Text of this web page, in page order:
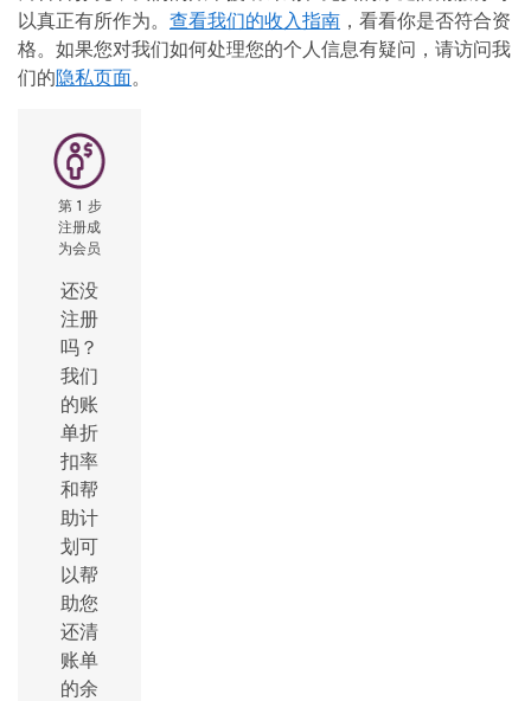
以真正有所作为。 查看我们的收入指南 ，看看你是否符合资
格。如果您对我们如何处理您的个人信息有疑问，请访问我
们的隐私页面。
第 1 步
注册成
为会员
还没
注册
吗？
我们
的账
单折
扣率
和帮
助计
划可
以帮
助您
还清
账单
的余